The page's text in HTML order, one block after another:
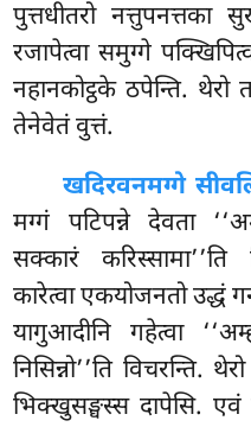
पुत्तधीतरो नत्तुपनत्तका
रजापेत्वा समुग्गे
नहानकोट्ठके ठपेन्ति. थेरो
तेनेवेतं वुत्तं.
खदिरवनमग्गे
मग्गं पटिपन्ने देवता
सक्कारं
कारेत्वा एकयोजनतो उद्धं
यागुआदीनि गहेत्वा
निसिन्नो’’ति विचरन्ति.
भिक्खुसङ्घस्स दापेसि. एवं